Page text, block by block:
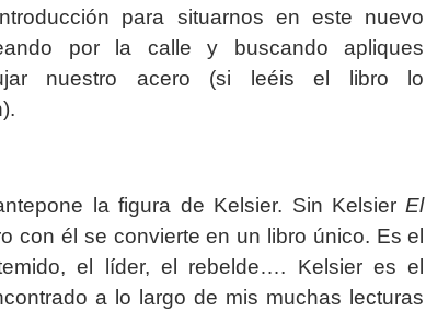
para situarnos en este nuevo
por la calle y buscando apliques
nuestro acero (si leéis el libro lo
la figura de Kelsier. Sin KelsierEl
con él se convierte en un libro único. Es el
el líder, el rebelde…. Kelsier es el
a lo largo de mis muchas lecturas